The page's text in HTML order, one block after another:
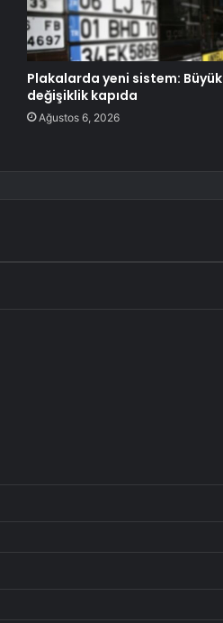
Plakalarda yeni sistem: Büyük
değişiklik kapıda
Ağustos 6, 2026